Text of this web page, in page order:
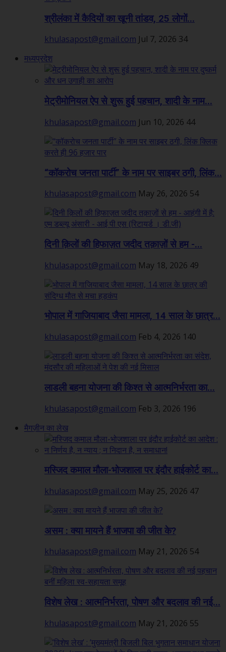
श्रीलंका में कैदियों का खूनी तांडव, 25 लोगों...
khulasapost@gmail.com Jul 7, 2026 34
मध्यप्रदेश
मेट्रीमोनियल ऐप से शुरू हुई पहचान, शादी के नाम...
khulasapost@gmail.com Jun 10, 2026 44
“कॉकरोच जनता पार्टी” के नाम पर साइबर ठगी, लिंक...
khulasapost@gmail.com May 26, 2026 54
दिनी क़िलों की हिफाज़त जदीद तक़ाज़ों से हम -...
khulasapost@gmail.com May 18, 2026 49
भोपाल में गाजियाबाद जैसा मामला, 14 साल के छात्र...
khulasapost@gmail.com Feb 4, 2026 140
लाडली बहना योजना की किश्त से आत्मनिर्भरता का...
khulasapost@gmail.com Feb 3, 2026 196
मैगज़ीन का लेख
मस्जिद कमाल मौला-भोजशाला पर इंदौर हाईकोर्ट का...
khulasapost@gmail.com May 25, 2026 47
असम : क्या मायने हैं भाजपा की जीत के?
khulasapost@gmail.com May 21, 2026 54
विशेष लेख : आत्मनिर्भरता, पोषण और बदलाव की नई...
khulasapost@gmail.com May 21, 2026 55